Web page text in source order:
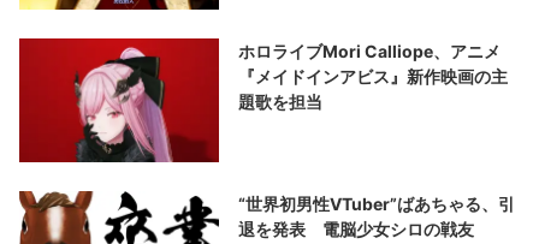
ホロライブMori Calliope、アニメ
『メイドインアビス』新作映画の主
題歌を担当
“世界初男性VTuber”ばあちゃる、引
退を発表 電脳少女シロの戦友